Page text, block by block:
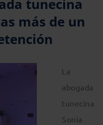
tunecina
más de un
La
abogada
tunecina
Sonia